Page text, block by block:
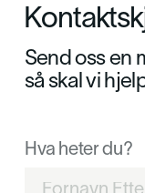
Send oss en
så skal vi
Hva heter du?